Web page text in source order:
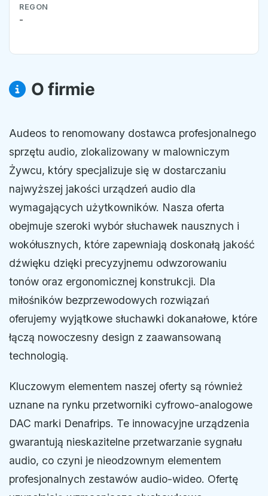
REGON
-
O firmie
Audeos to renomowany dostawca profesjonalnego
sprzętu audio, zlokalizowany w malowniczym
Żywcu, który specjalizuje się w dostarczaniu
najwyższej jakości urządzeń audio dla
wymagających użytkowników. Nasza oferta
obejmuje szeroki wybór słuchawek nausznych i
wokółusznych, które zapewniają doskonałą jakość
dźwięku dzięki precyzyjnemu odwzorowaniu
tonów oraz ergonomicznej konstrukcji. Dla
miłośników bezprzewodowych rozwiązań
oferujemy wyjątkowe słuchawki dokanałowe, które
łączą nowoczesny design z zaawansowaną
technologią.
Kluczowym elementem naszej oferty są również
uznane na rynku przetworniki cyfrowo-analogowe
DAC marki Denafrips. Te innowacyjne urządzenia
gwarantują nieskazitelne przetwarzanie sygnału
audio, co czyni je nieodzownym elementem
profesjonalnych zestawów audio-wideo. Ofertę